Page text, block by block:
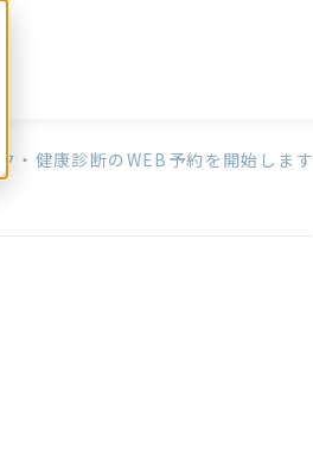
・健康診断のWEB予約を開始します